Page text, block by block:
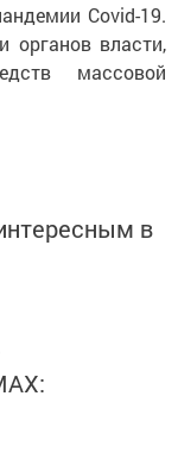
Covid-19.
органов власти,
массовой
в